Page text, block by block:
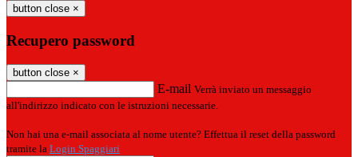
button close ×
Recupero password
button close ×
E-mail Verrà inviato un messaggio
all'indirizzo indicato con le istruzioni necessarie.
Non hai una e-mail associata al nome utente? Effettua il reset della password
tramite la Login Spaggiari